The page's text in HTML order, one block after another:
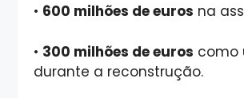
• 600 milhões de euros na
• 300 milhões de euros como
durante a reconstrução.